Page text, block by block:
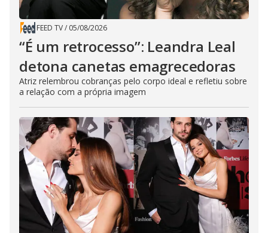
FEED TV/ 05/08/2026
“É um retrocesso”: Leandra Leal
detona canetas emagrecedoras
Atriz relembrou cobranças pelo corpo ideal e refletiu sobre
a relação com a própria imagem